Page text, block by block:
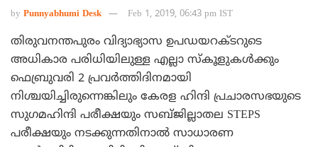
by Punnyabhumi Desk Feb 1, 2019, 06:43 pm IST
തിരുവനന്തപുരം വിദ്യാഭ്യാസ ഉപഡയറക്ടറുടെ
അധികാര പരിധിയിലുള്ള എല്ലാ സ്‌കൂളുകള്‍ക്കും
ഫെബ്രുവരി 2 പ്രവര്‍ത്തിദിനമായി
നിശ്ചയിച്ചിരുന്നെങ്കിലും കേരള ഹിന്ദി പ്രചാരസഭയുടെ
സുഗമഹിന്ദി പരീക്ഷയും സബ്ജില്ലാതല STEPS
പരീക്ഷയും നടക്കുന്നതിനാല്‍ സാധാരണ